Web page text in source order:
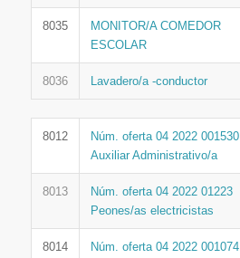
8035
MONITOR/A COMEDOR
ESCOLAR
8036 Lavadero/a -conductor
8012
Núm. oferta 04 2022 001530
Auxiliar Administrativo/a
8013
Núm. oferta 04 2022 01223
Peones/as electricistas
8014
Núm. oferta 04 2022 001074